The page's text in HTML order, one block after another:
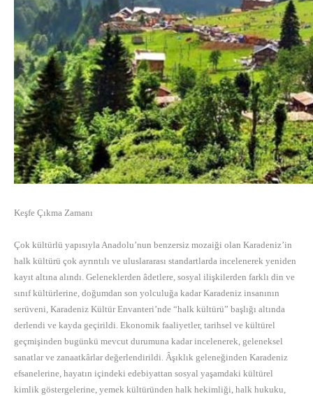
Keşfe Çıkma Zamanı
Çok kültürlü yapısıyla Anadolu’nun benzersiz mozaiği olan Karadeniz’in
halk kültürü çok ayrıntılı ve uluslararası standartlarda incelenerek yeniden
kayıt altına alındı. Geleneklerden âdetlere, sosyal ilişkilerden farklı din ve
sınıf kültürlerine, doğumdan son yolculuğa kadar Karadeniz insanının
serüveni, Karadeniz Kültür Envanteri’nde “halk kültürü” başlığı altında
derlendi ve kayda geçirildi. Ekonomik faaliyetler, tarihsel ve kültürel
geçmişinden bugünkü mevcut durumuna kadar incelenerek, geleneksel
sanatlar ve zanaatkârlar değerlendirildi. Âşıklık geleneğinden Karadeniz
efsanelerine, hayatın içindeki edebiyattan sosyal yaşamdaki kültürel
kimlik göstergelerine, yemek kültüründen halk hekimliği, halk hukuku,